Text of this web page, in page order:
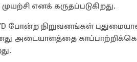
எனக் கருதப்படுகிறது.
போன்ற நிறுவனங்கள்
அடையாளத்தை